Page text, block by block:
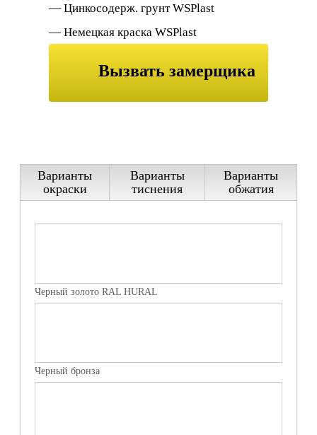
— Цинкосодерж. грунт WSPlast
— Немецкая краска WSPlast
Дополнительная антикоррозийная
Вызвать замерщика
Варианты
окраски
Варианты
тиснения
Варианты
обжатия
Черный золото RAL HURAL
Черный бронза